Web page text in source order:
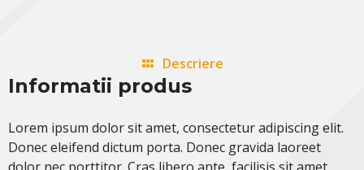
Descriere
Informatii produs
Lorem ipsum dolor sit amet, consectetur adipiscing elit.
Donec eleifend dictum porta. Donec gravida laoreet